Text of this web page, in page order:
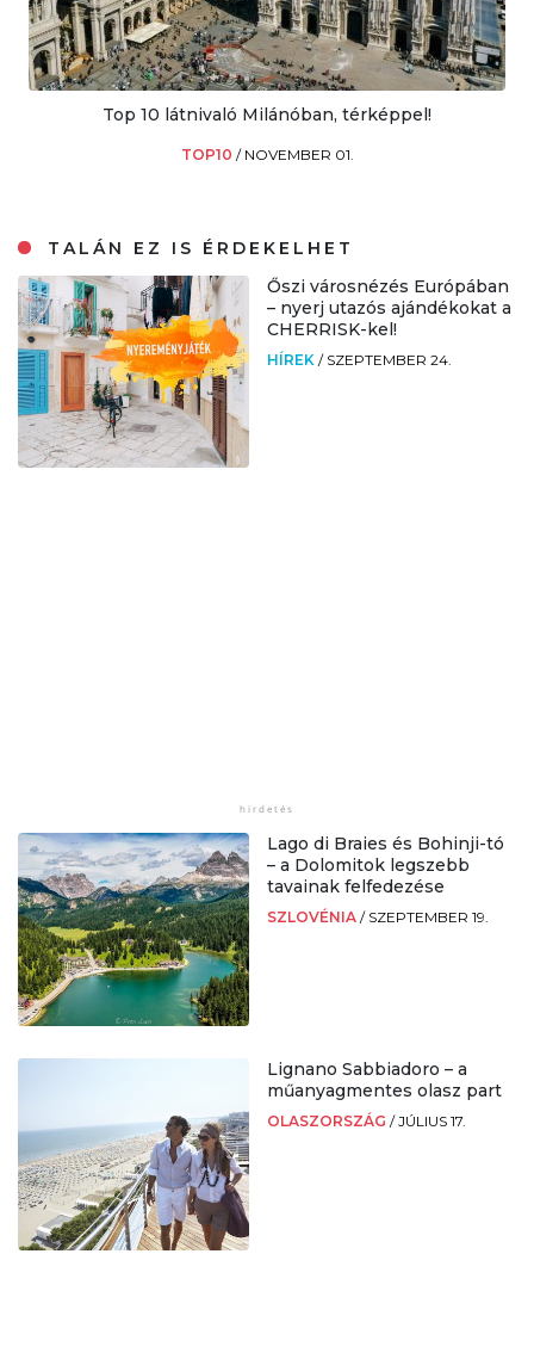
Top 10 látnivaló Milánóban, térképpel!
TOP10 / NOVEMBER 01.
TALÁN EZ IS ÉRDEKELHET
Őszi városnézés Európában
– nyerj utazós ajándékokat a
CHERRISK-kel!
HÍREK / SZEPTEMBER 24.
Lago di Braies és Bohinji-tó
– a Dolomitok legszebb
tavainak felfedezése
SZLOVÉNIA / SZEPTEMBER 19.
Lignano Sabbiadoro – a
műanyagmentes olasz part
OLASZORSZÁG /JÚLIUS 17.